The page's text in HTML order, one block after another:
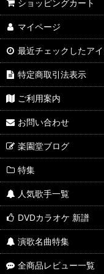
ショッピングカート
マイページ
最近チェックしたア
特定商取引法表示
ご利用案内
お問い合わせ
楽園堂ブログ
特集
人気歌手一覧
DVDカラオケ 新譜
演歌名曲特集
全商品レビュー一覧